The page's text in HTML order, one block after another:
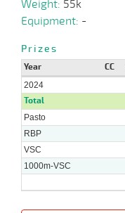
Weight: 55k
Equipment: -
Prizes
Year CC
2024
Total
Pasto
RBP
VSC
1000m-VSC